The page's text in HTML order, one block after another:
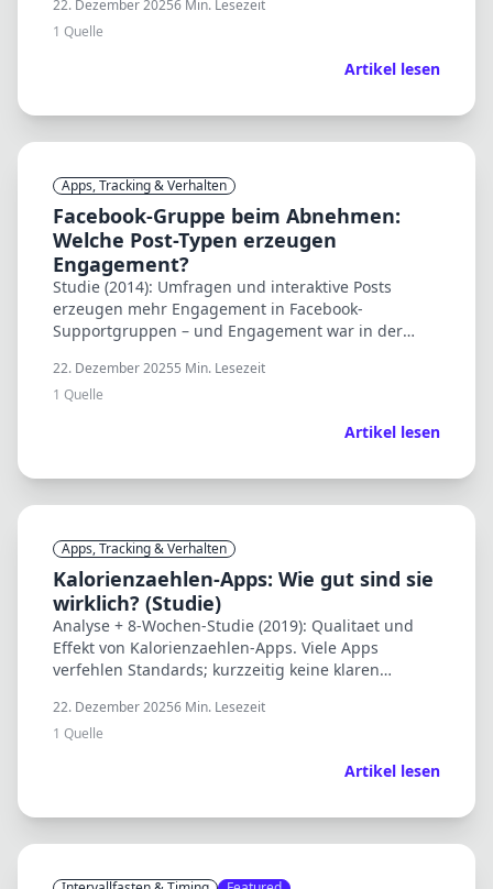
22. Dezember 20256 Min. Lesezeit
1 Quelle
Artikel lesen
Apps, Tracking & Verhalten
Facebook-Gruppe beim Abnehmen:
Welche Post-Typen erzeugen
Engagement?
Studie (2014): Umfragen und interaktive Posts
erzeugen mehr Engagement in Facebook-
Supportgruppen – und Engagement war in der
22. Dezember 20255 Min. Lesezeit
1 Quelle
Artikel lesen
Apps, Tracking & Verhalten
Kalorienzaehlen-Apps: Wie gut sind sie
wirklich? (Studie)
Analyse + 8-Wochen-Studie (2019): Qualitaet und
Effekt von Kalorienzaehlen-Apps. Viele Apps
verfehlen Standards; kurzzeitig keine klaren
22. Dezember 20256 Min. Lesezeit
1 Quelle
Artikel lesen